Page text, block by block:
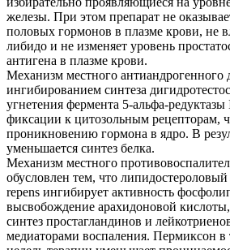
железы. При этом препарат не
половых гормонов в плазме крови, не
либидо и не изменяет уровень
антигена в плазме крови.
Механизм местного антиандрогенного
ингибированием синтеза
угнетения фермента 5-альфа-
фиксации к цитозольным рецепторам,
проникновению гормона в ядро. В
уменьшается синтез белка.
Механизм местного
обусловлен тем, что липидостероловый
repens ингибирует активность
высвобождение арахидоновой
синтез простагландинов и
медиаторами воспаления. Пермиксон в